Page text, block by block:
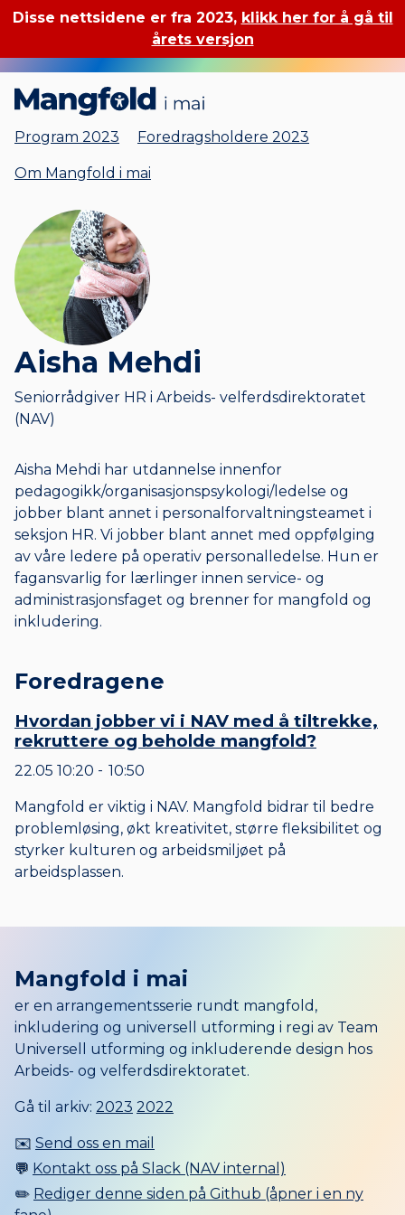
Disse nettsidene er fra 2023, klikk her for å gå til
årets versjon
Program 2023 Foredragsholdere 2023
Om Mangfold i mai
Aisha Mehdi
Seniorrådgiver HR i Arbeids- velferdsdirektoratet
(NAV)
Aisha Mehdi har utdannelse innenfor
pedagogikk/organisasjonspsykologi/ledelse og
jobber blant annet i personalforvaltningsteamet i
seksjon HR. Vi jobber blant annet med oppfølging
av våre ledere på operativ personalledelse. Hun er
fagansvarlig for lærlinger innen service- og
administrasjonsfaget og brenner for mangfold og
inkludering.
Foredragene
Hvordan jobber vi i NAV med å tiltrekke,
rekruttere og beholde mangfold?
22.05 10:20
10:50
Mangfold er viktig i NAV. Mangfold bidrar til bedre
problemløsing, økt kreativitet, større fleksibilitet og
styrker kulturen og arbeidsmiljøet på
arbeidsplassen.
Mangfold i mai
er en arrangementsserie rundt mangfold,
inkludering og universell utforming i regi av Team
Universell utforming og inkluderende design hos
Arbeids- og velferdsdirektoratet.
Gå til arkiv: 2023 2022
✉️ Send oss en mail
💬 Kontakt oss på Slack (NAV internal)
✏️ Rediger denne siden på Github (åpner i en ny